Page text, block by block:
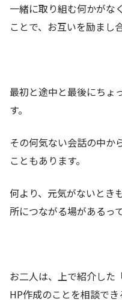
一緒に取り組む何かがな
ことで、お互いを励まし
最初と途中と最後にちょ
す。
その何気ない会話の中か
こともあります。
何より、元気がないとき
所につながる場があるっ
お二人は、上で紹介した
HP作成のことを相談で